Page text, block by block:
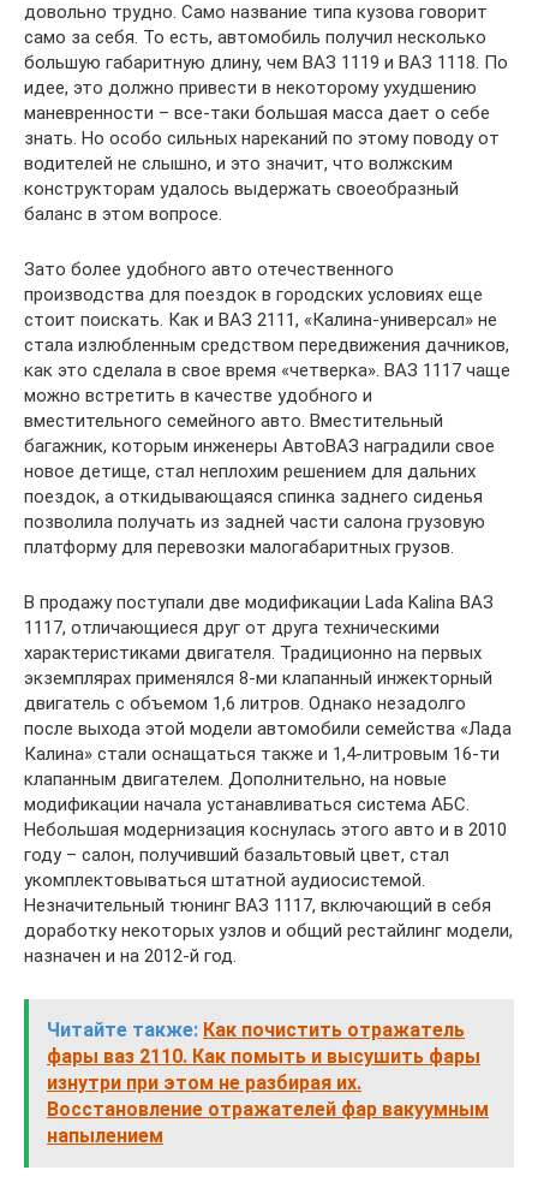
довольно трудно. Само название типа кузова говорит
само за себя. То есть, автомобиль получил несколько
большую габаритную длину, чем ВАЗ 1119 и ВАЗ 1118. По
идее, это должно привести в некоторому ухудшению
маневренности – все-таки большая масса дает о себе
знать. Но особо сильных нареканий по этому поводу от
водителей не слышно, и это значит, что волжским
конструкторам удалось выдержать своеобразный
баланс в этом вопросе.
Зато более удобного авто отечественного
производства для поездок в городских условиях еще
стоит поискать. Как и ВАЗ 2111, «Калина-универсал» не
стала излюбленным средством передвижения дачников,
как это сделала в свое время «четверка». ВАЗ 1117 чаще
можно встретить в качестве удобного и
вместительного семейного авто. Вместительный
багажник, которым инженеры АвтоВАЗ наградили свое
новое детище, стал неплохим решением для дальних
поездок, а откидывающаяся спинка заднего сиденья
позволила получать из задней части салона грузовую
платформу для перевозки малогабаритных грузов.
В продажу поступали две модификации Lada Kalina ВАЗ
1117, отличающиеся друг от друга техническими
характеристиками двигателя. Традиционно на первых
экземплярах применялся 8-ми клапанный инжекторный
двигатель с объемом 1,6 литров. Однако незадолго
после выхода этой модели автомобили семейства «Лада
Калина» стали оснащаться также и 1,4-литровым 16-ти
клапанным двигателем. Дополнительно, на новые
модификации начала устанавливаться система АБС.
Небольшая модернизация коснулась этого авто и в 2010
году – салон, получивший базальтовый цвет, стал
укомплектовываться штатной аудиосистемой.
Незначительный тюнинг ВАЗ 1117, включающий в себя
доработку некоторых узлов и общий рестайлинг модели,
назначен и на 2012-й год.
Читайте также: Как почистить отражатель
фары ваз 2110. Как помыть и высушить фары
изнутри при этом не разбирая их.
Восстановление отражателей фар вакуумным
напылением